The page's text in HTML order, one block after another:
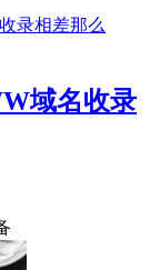
域名收录